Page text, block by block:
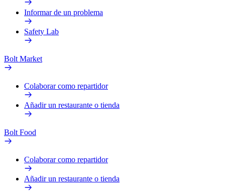
Informar de un problema
Safety Lab
Bolt Market
Colaborar como repartidor
Añadir un restaurante o tienda
Bolt Food
Colaborar como repartidor
Añadir un restaurante o tienda